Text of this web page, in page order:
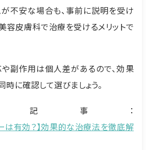
不安な場合も、事前に説明を受け
容皮膚科で治療を受けるメリットで
副作用は個人差があるので、効果
時に確認して選びましょう。
記事：
は有効？】効果的な治療法を徹底解